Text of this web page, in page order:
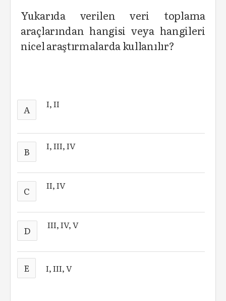
Yukarıda verilen veri toplama
araçlarından hangisi veya hangileri
nicel araştırmalarda kullanılır?
A I, II
B I, III, IV
C II, IV
D III, IV, V
E I, III, V